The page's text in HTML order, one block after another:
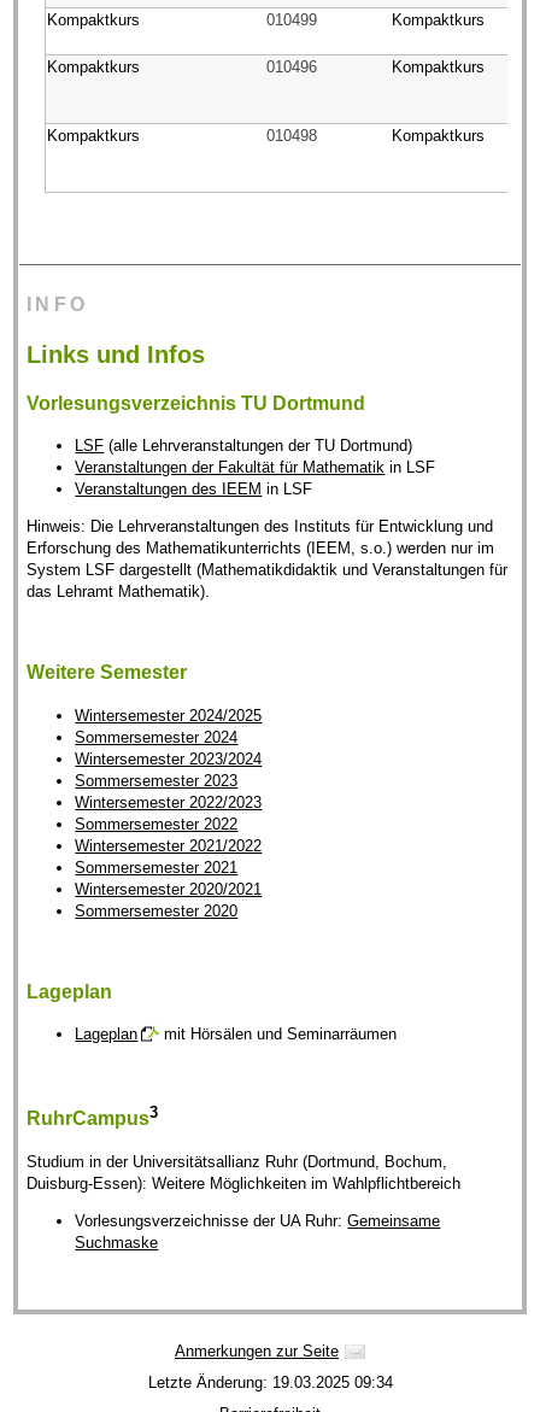
Kompaktkurs 010499 Kompaktkurs
Kompaktkurs 010496 Kompaktkurs
Kompaktkurs 010498 Kompaktkurs
INFO
Links und Infos
Vorlesungsverzeichnis TU Dortmund
LSF (alle Lehrveranstaltungen der TU Dortmund)
Veranstaltungen der Fakultät für Mathematik in LSF
Veranstaltungen des IEEM in LSF
Hinweis: Die Lehrveranstaltungen des Instituts für Entwicklung und
Erforschung des Mathematikunterrichts (IEEM, s.o.) werden nur im
System LSF dargestellt (Mathematikdidaktik und Veranstaltungen für
das Lehramt Mathematik).
Weitere Semester
Wintersemester 2024/2025
Sommersemester 2024
Wintersemester 2023/2024
Sommersemester 2023
Wintersemester 2022/2023
Sommersemester 2022
Wintersemester 2021/2022
Sommersemester 2021
Wintersemester 2020/2021
Sommersemester 2020
Lageplan
Lageplan mit Hörsälen und Seminarräumen
RuhrCampus3
Studium in der Universitätsallianz Ruhr (Dortmund, Bochum,
Duisburg-Essen): Weitere Möglichkeiten im Wahlpflichtbereich
Vorlesungsverzeichnisse der UA Ruhr:Gemeinsame
Suchmaske
Anmerkungen zur Seite
Letzte Änderung: 19.03.2025 09:34